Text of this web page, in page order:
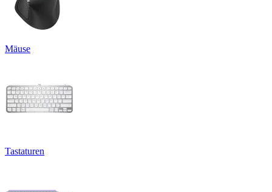
Mäuse
Tastaturen